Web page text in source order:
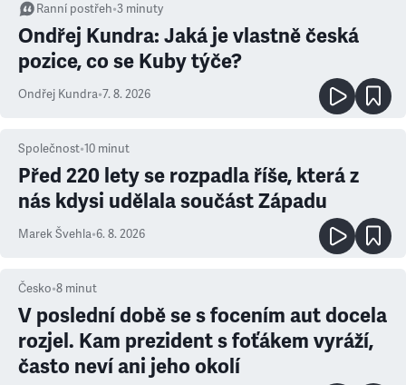
Ranní postřeh•3 minuty
Ondřej Kundra: Jaká je vlastně česká
pozice, co se Kuby týče?
Ondřej Kundra•7. 8. 2026
Společnost•10 minut
Před 220 lety se rozpadla říše, která z
nás kdysi udělala součást Západu
Marek Švehla•6. 8. 2026
Česko•8 minut
V poslední době se s focením aut docela
rozjel. Kam prezident s foťákem vyráží,
často neví ani jeho okolí